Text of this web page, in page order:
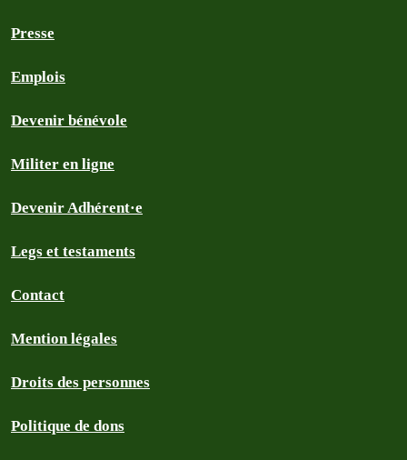
Presse
Emplois
Devenir bénévole
Militer en ligne
Devenir Adhérent·e
Legs et testaments
Contact
Mention légales
Droits des personnes
Politique de dons